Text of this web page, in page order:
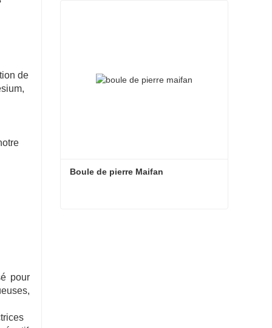
de
pour
Boule de pierre Maifan